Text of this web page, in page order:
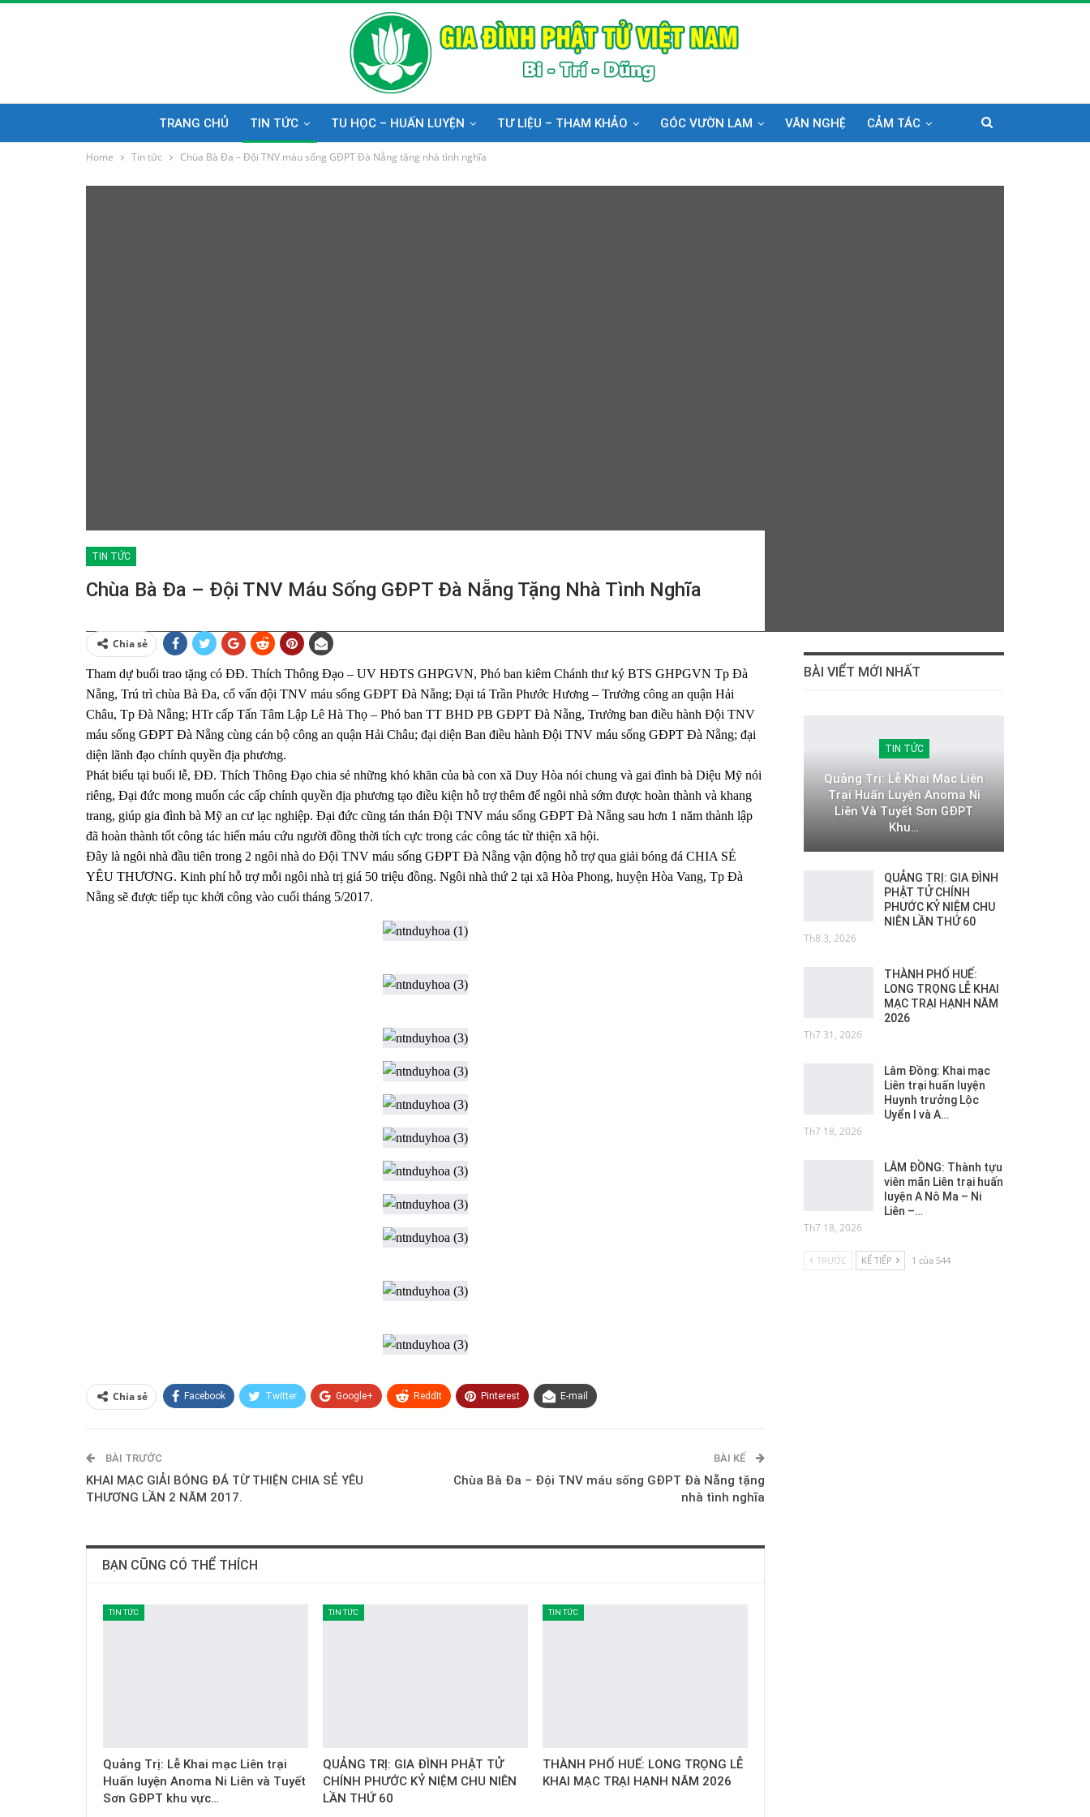
TRANG CHỦ TIN TỨC TU HỌC – HUẤN LUYỆN TƯ LIỆU – THAM KHẢO GÓC VƯỜN LAM VĂN NGHỆ CẢM TÁC
Home Tin tức Chùa Bà Đa – Đội TNV máu sống GĐPT Đà Nẵng tặng nhà tình nghĩa
TIN TỨC
Chùa Bà Đa – Đội TNV Máu Sống GĐPT Đà Nẵng Tặng Nhà Tình Nghĩa
Chia sẻ
Tham dự buổi trao tặng có ĐĐ. Thích Thông Đạo – UV HĐTS GHPGVN, Phó ban kiêm Chánh thư ký BTS GHPGVN Tp Đà
Nẵng, Trú trì chùa Bà Đa, cố vấn đội TNV máu sống GĐPT Đà Nẵng; Đại tá Trần Phước Hương – Trưởng công an quận Hải
Châu, Tp Đà Nẵng; HTr cấp Tấn Tâm Lập Lê Hà Thọ – Phó ban TT BHD PB GĐPT Đà Nẵng, Trưởng ban điều hành Đội TNV
máu sống GĐPT Đà Nẵng cùng cán bộ công an quận Hải Châu; đại diện Ban điều hành Đội TNV máu sống GĐPT Đà Nẵng; đại
diện lãnh đạo chính quyền địa phương.
Phát biểu tại buổi lễ, ĐĐ. Thích Thông Đạo chia sẻ những khó khăn của bà con xã Duy Hòa nói chung và gai đình bà Diệu Mỹ nói
riêng, Đại đức mong muốn các cấp chính quyền địa phương tạo điều kiện hỗ trợ thêm để ngôi nhà sớm được hoàn thành và khang
trang, giúp gia đình bà Mỹ an cư lạc nghiệp. Đại đức cũng tán thán Đội TNV máu sống GĐPT Đà Nẵng sau hơn 1 năm thành lập
đã hoàn thành tốt công tác hiến máu cứu người đồng thời tích cực trong các công tác từ thiện xã hội.
Đây là ngôi nhà đầu tiên trong 2 ngôi nhà do Đội TNV máu sống GĐPT Đà Nẵng vận động hỗ trợ qua giải bóng đá CHIA SẺ
YÊU THƯƠNG. Kinh phí hỗ trợ mỗi ngôi nhà trị giá 50 triệu đồng. Ngôi nhà thứ 2 tại xã Hòa Phong, huyện Hòa Vang, Tp Đà
Nẵng sẽ được tiếp tục khởi công vào cuối tháng 5/2017.
Chia sẻ Facebook Twitter Google+ ReddIt Pinterest E-mail
BÀI TRƯỚC
KHAI MẠC GIẢI BÓNG ĐÁ TỪ THIỆN CHIA SẺ YÊU
THƯƠNG LẦN 2 NĂM 2017.
BÀI KẾ
Chùa Bà Đa – Đội TNV máu sống GĐPT Đà Nẵng tặng
nhà tình nghĩa
BẠN CŨNG CÓ THỂ THÍCH
TIN TỨC
Quảng Trị: Lễ Khai mạc Liên trại
Huấn luyện Anoma Ni Liên và Tuyết
Sơn GĐPT khu vực…
TIN TỨC
QUẢNG TRỊ: GIA ĐÌNH PHẬT TỬ
CHÍNH PHƯỚC KỶ NIỆM CHU NIÊN
LẦN THỨ 60
TIN TỨC
THÀNH PHỐ HUẾ: LONG TRỌNG LỄ
KHAI MẠC TRẠI HẠNH NĂM 2026
BÀI VIỂT MỚI NHẤT
TIN TỨC
Quảng Trị: Lễ Khai Mạc Liên
Trại Huấn Luyện Anoma Ni
Liên Và Tuyết Sơn GĐPT
Khu…
QUẢNG TRỊ: GIA ĐÌNH
PHẬT TỬ CHÍNH
PHƯỚC KỶ NIỆM CHU
NIÊN LẦN THỨ 60
Th8 3, 2026
THÀNH PHỐ HUẾ:
LONG TRỌNG LỄ KHAI
MẠC TRẠI HẠNH NĂM
2026
Th7 31, 2026
Lâm Đồng: Khai mạc
Liên trại huấn luyện
Huynh trưởng Lộc
Uyển I và A…
Th7 18, 2026
LÂM ĐỒNG: Thành tựu
viên mãn Liên trại huấn
luyện A Nô Ma – Ni
Liên –…
Th7 18, 2026
TRƯỚC KẾ TIẾP 1 của 544